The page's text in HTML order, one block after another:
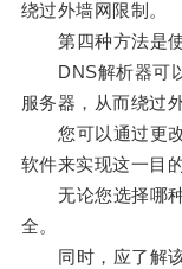
绕过外墙网限制。
第四种方法是使
DNS解析器可以
服务器，从而绕过
您可以通过更改
软件来实现这一目的
无论您选择哪种
全。
同时，应了解该